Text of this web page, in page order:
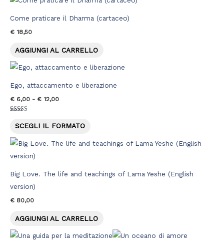
Come praticare il Dharma (cartaceo)
€ 18,50
AGGIUNGI AL CARRELLO
Ego, attaccamento e liberazione
€ 6,00 - € 12,00
Fascia
da
€ 6,00
5.00
su 5
SCEGLI IL FORMATO
Questo
opzioni
scelte
del
prodotto
Big Love. The life and teachings of Lama Yeshe (English
version)
€ 80,00
AGGIUNGI AL CARRELLO